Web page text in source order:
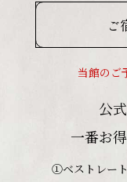
ご
当館のご
公
一番お
①ベストレー